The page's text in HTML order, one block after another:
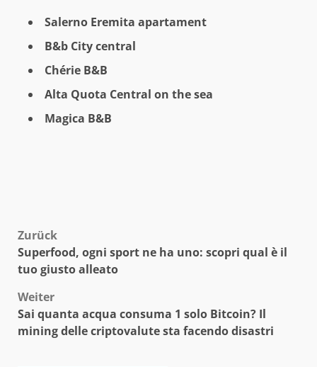
Salerno Eremita apartament
B&b City central
Chérie B&B
Alta Quota Central on the sea
Magica B&B
Beitragsnavigation
Zurück
Superfood, ogni sport ne ha uno: scopri qual è il
tuo giusto alleato
Weiter
Sai quanta acqua consuma 1 solo Bitcoin? Il
mining delle criptovalute sta facendo disastri